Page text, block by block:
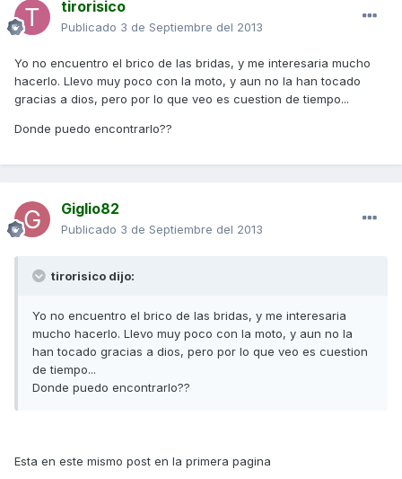
tirorisico
Publicado 3 de Septiembre del 2013
Yo no encuentro el brico de las bridas, y me interesaria mucho
hacerlo. Llevo muy poco con la moto, y aun no la han tocado
gracias a dios, pero por lo que veo es cuestion de tiempo...
Donde puedo encontrarlo??
Giglio82
Publicado 3 de Septiembre del 2013
tirorisico dijo:
Yo no encuentro el brico de las bridas, y me interesaria
mucho hacerlo. Llevo muy poco con la moto, y aun no la
han tocado gracias a dios, pero por lo que veo es cuestion
de tiempo...
Donde puedo encontrarlo??
Esta en este mismo post en la primera pagina